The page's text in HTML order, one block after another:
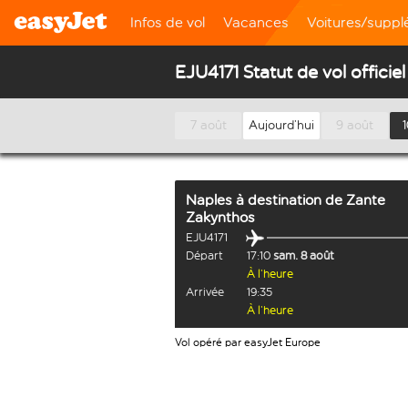
Infos de vol Vacances Voitures/
EJU4171 Statut de vol officiel
7 août Aujourd’hui 9 août
Naples à destination de Zante
Zakynthos
EJU4171
Départ
17:10 sam. 8 août
À l’heure
Arrivée
19:35
À l’heure
Vol opéré par easyJet Europe